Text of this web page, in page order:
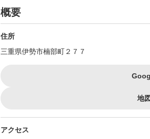
概要
住所
三重県伊勢市楠部町２７７
地
アクセス